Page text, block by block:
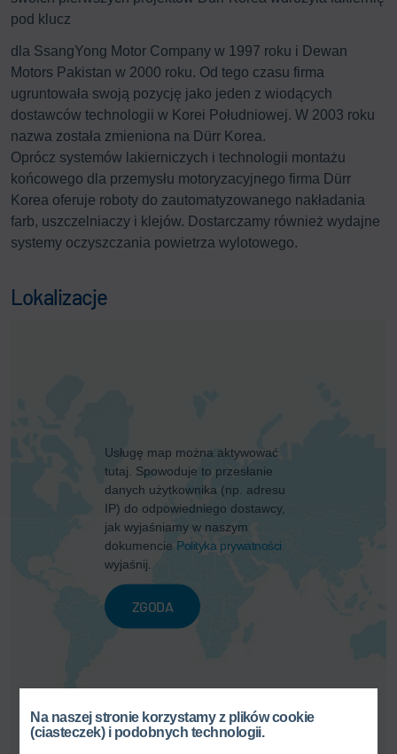
Na naszej stronie korzystamy z plików cookie
(ciasteczek) i podobnych technologii.
pod klucz
dla SsangYong Motor Company w 1997 roku i Dewan
Motors Pakistan w 2000 roku. Od tego czasu firma
ugruntowała swoją pozycję jako jeden z wiodących
dostawców technologii w Korei Południowej. W 2003 roku
nazwa została zmieniona na Dürr Korea.
Oprócz systemów lakierniczych i technologii montażu
końcowego dla przemysłu motoryzacyjnego firma Dürr
Korea oferuje roboty do zautomatyzowanego nakładania
farb, uszczelniaczy i klejów. Dostarczamy również wydajne
systemy oczyszczania powietrza wylotowego.
Lokalizacje
Usługę map można aktywować
tutaj. Spowoduje to przesłanie
danych użytkownika (np. adresu
IP) do odpowiedniego dostawcy,
jak wyjaśniamy w naszym
dokumencie Polityka prywatności
wyjaśnij.
ZGODA